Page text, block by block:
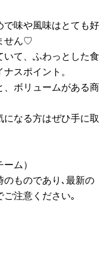
味や風味はとても好
せん♡
いて、ふわっとした食
スポイント。
、ボリュームがある商
になる方はぜひ手に取
ム）
ものであり､最新の
注意ください｡